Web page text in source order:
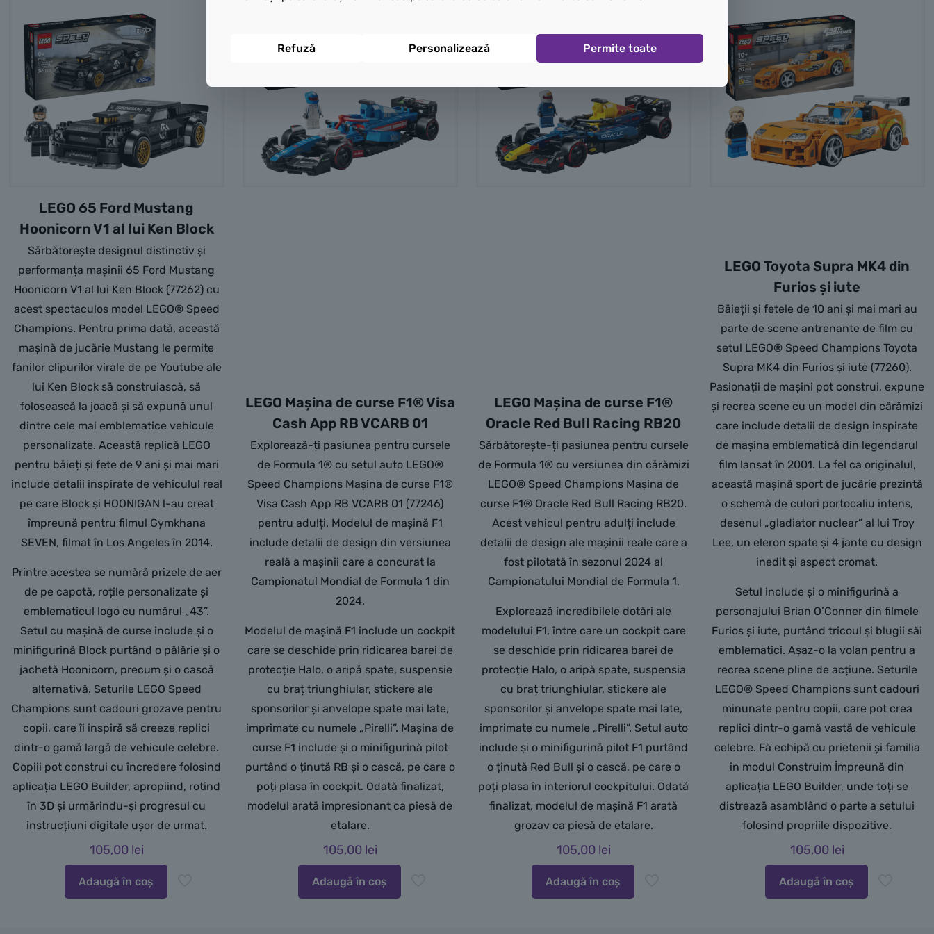
LEGO 65 Ford Mustang
Hoonicorn V1 al lui Ken Block
Sărbătorește designul distinctiv și
performanța mașinii 65 Ford Mustang
Hoonicorn V1 al lui Ken Block (77262) cu
acest spectaculos model LEGO® Speed
Champions. Pentru prima dată, această
mașină de jucărie Mustang le permite
fanilor clipurilor virale de pe Youtube ale
lui Ken Block să construiască, să
folosească la joacă și să expună unul
dintre cele mai emblematice vehicule
personalizate. Această replică LEGO
pentru băieți și fete de 9 ani și mai mari
include detalii inspirate de vehiculul real
pe care Block și HOONIGAN l-au creat
împreună pentru filmul Gymkhana
SEVEN, filmat în Los Angeles în 2014.
Printre acestea se numără prizele de aer
de pe capotă, roțile personalizate și
emblematicul logo cu numărul „43”.
Setul cu mașină de curse include și o
minifigurină Block purtând o pălărie și o
jachetă Hoonicorn, precum și o cască
alternativă. Seturile LEGO Speed
Champions sunt cadouri grozave pentru
copii, care îi inspiră să creeze replici
dintr-o gamă largă de vehicule celebre.
Copiii pot construi cu încredere folosind
aplicația LEGO Builder, apropiind, rotind
în 3D și urmărindu-și progresul cu
instrucțiuni digitale ușor de urmat.
105,00 lei
Adaugă în coș
LEGO Mașina de curse F1® Visa
Cash App RB VCARB 01
Explorează-ți pasiunea pentru cursele
de Formula 1® cu setul auto LEGO®
Speed Champions Mașina de curse F1®
Visa Cash App RB VCARB 01 (77246)
pentru adulți. Modelul de mașină F1
include detalii de design din versiunea
reală a mașinii care a concurat la
Campionatul Mondial de Formula 1 din
2024.
Modelul de mașină F1 include un cockpit
care se deschide prin ridicarea barei de
protecție Halo, o aripă spate, suspensie
cu braț triunghiular, stickere ale
sponsorilor și anvelope spate mai late,
imprimate cu numele „Pirelli”. Mașina de
curse F1 include și o minifigurină pilot
purtând o ținută RB și o cască, pe care o
poți plasa în cockpit. Odată finalizat,
modelul arată impresionant ca piesă de
etalare.
105,00 lei
Adaugă în coș
LEGO Mașina de curse F1®
Oracle Red Bull Racing RB20
Sărbătorește-ți pasiunea pentru cursele
de Formula 1® cu versiunea din cărămizi
LEGO® Speed Champions Mașina de
curse F1® Oracle Red Bull Racing RB20.
Acest vehicul pentru adulți include
detalii de design ale mașinii reale care a
fost pilotată în sezonul 2024 al
Campionatului Mondial de Formula 1.
Explorează incredibilele dotări ale
modelului F1, între care un cockpit care
se deschide prin ridicarea barei de
protecție Halo, o aripă spate, suspensia
cu braț triunghiular, stickere ale
sponsorilor și anvelope spate mai late,
imprimate cu numele „Pirelli”. Setul auto
include și o minifigurină pilot F1 purtând
o ținută Red Bull și o cască, pe care o
poți plasa în interiorul cockpitului. Odată
finalizat, modelul de mașină F1 arată
grozav ca piesă de etalare.
105,00 lei
Adaugă în coș
LEGO Toyota Supra MK4 din
Furios și iute
Băieții și fetele de 10 ani și mai mari au
parte de scene antrenante de film cu
setul LEGO® Speed Champions Toyota
Supra MK4 din Furios și iute (77260).
Pasionații de mașini pot construi, expune
și recrea scene cu un model din cărămizi
care include detalii de design inspirate
de mașina emblematică din legendarul
film lansat în 2001. La fel ca originalul,
această mașină sport de jucărie prezintă
o schemă de culori portocaliu intens,
desenul „gladiator nuclear” al lui Troy
Lee, un eleron spate și 4 jante cu design
inedit și aspect cromat.
Setul include și o minifigurină a
personajului Brian O’Conner din filmele
Furios și iute, purtând tricoul și blugii săi
emblematici. Așaz-o la volan pentru a
recrea scene pline de acțiune. Seturile
LEGO® Speed Champions sunt cadouri
minunate pentru copii, care pot crea
replici dintr-o gamă vastă de vehicule
celebre. Fă echipă cu prietenii și familia
în modul Construim Împreună din
aplicația LEGO Builder, unde toți se
distrează asamblând o parte a setului
folosind propriile dispozitive.
105,00 lei
Adaugă în coș
Refuză Personalizează Permite toate